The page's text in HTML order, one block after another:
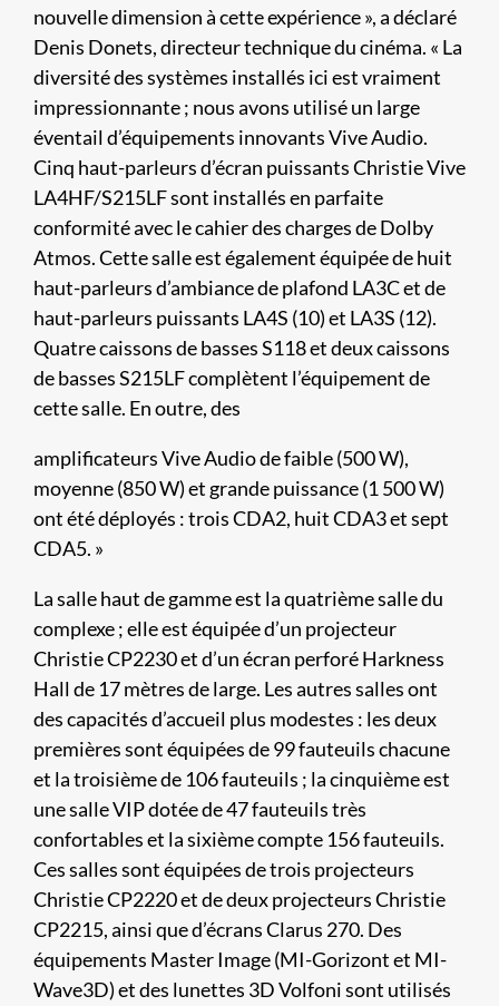
nouvelle dimension à cette expérience », a déclaré
Denis Donets, directeur technique du cinéma. « La
diversité des systèmes installés ici est vraiment
impressionnante ; nous avons utilisé un large
éventail d’équipements innovants Vive Audio.
Cinq haut-parleurs d’écran puissants Christie Vive
LA4HF/S215LF sont installés en parfaite
conformité avec le cahier des charges de Dolby
Atmos. Cette salle est également équipée de huit
haut-parleurs d’ambiance de plafond LA3C et de
haut-parleurs puissants LA4S (10) et LA3S (12).
Quatre caissons de basses S118 et deux caissons
de basses S215LF complètent l’équipement de
cette salle. En outre, des
amplificateurs Vive Audio de faible (500 W),
moyenne (850 W) et grande puissance (1 500 W)
ont été déployés : trois CDA2, huit CDA3 et sept
CDA5. »
La salle haut de gamme est la quatrième salle du
complexe ; elle est équipée d’un projecteur
Christie CP2230 et d’un écran perforé Harkness
Hall de 17 mètres de large. Les autres salles ont
des capacités d’accueil plus modestes : les deux
premières sont équipées de 99 fauteuils chacune
et la troisième de 106 fauteuils ; la cinquième est
une salle VIP dotée de 47 fauteuils très
confortables et la sixième compte 156 fauteuils.
Ces salles sont équipées de trois projecteurs
Christie CP2220 et de deux projecteurs Christie
CP2215, ainsi que d’écrans Clarus 270. Des
équipements Master Image (MI-Gorizont et MI-
Wave3D) et des lunettes 3D Volfoni sont utilisés